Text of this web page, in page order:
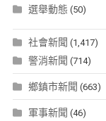
選舉動態 (50)
社會新聞 (1,417)
警消新聞 (714)
鄉鎮市新聞 (663)
軍事新聞 (46)